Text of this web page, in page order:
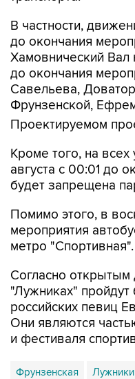
В частности,
до окончания
Хамовнический Вал
до окончания
Савельева,
Фрунзенской,
Проектируемом
Кроме того, на всех
августа с 00:01 до
будет запрещена
Помимо этого, в
мероприятия
метро "Спортивная".
Согласно открытым
"Лужниках"
российских певиц
Они являются
и фестиваля
Фрунзенская Лужники